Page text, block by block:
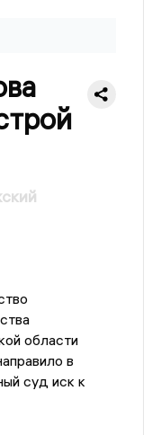
области
в
суд иск к